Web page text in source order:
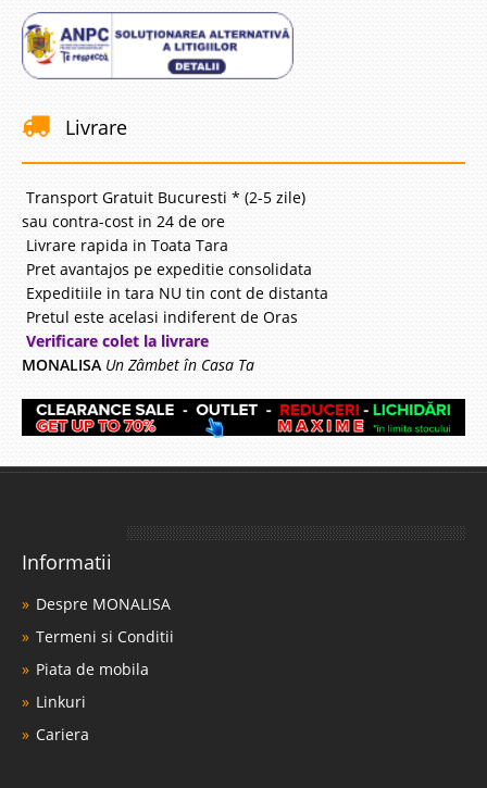
Livrare
Transport Gratuit Bucuresti * (2-5 zile)
sau contra-cost in 24 de ore
Livrare rapida in Toata Tara
Pret avantajos pe expeditie consolidata
Expeditiile in tara NU tin cont de distanta
Pretul este acelasi indiferent de Oras
Verificare colet la livrare
MONALISA Un Zâmbet în Casa Ta
Informatii
Despre MONALISA
Termeni si Conditii
Piata de mobila
Linkuri
Cariera